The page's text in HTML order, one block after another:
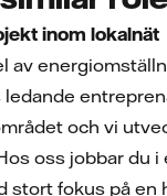
inom lokalnät
av
och vi
oss jobbar du i
stort fokus på en